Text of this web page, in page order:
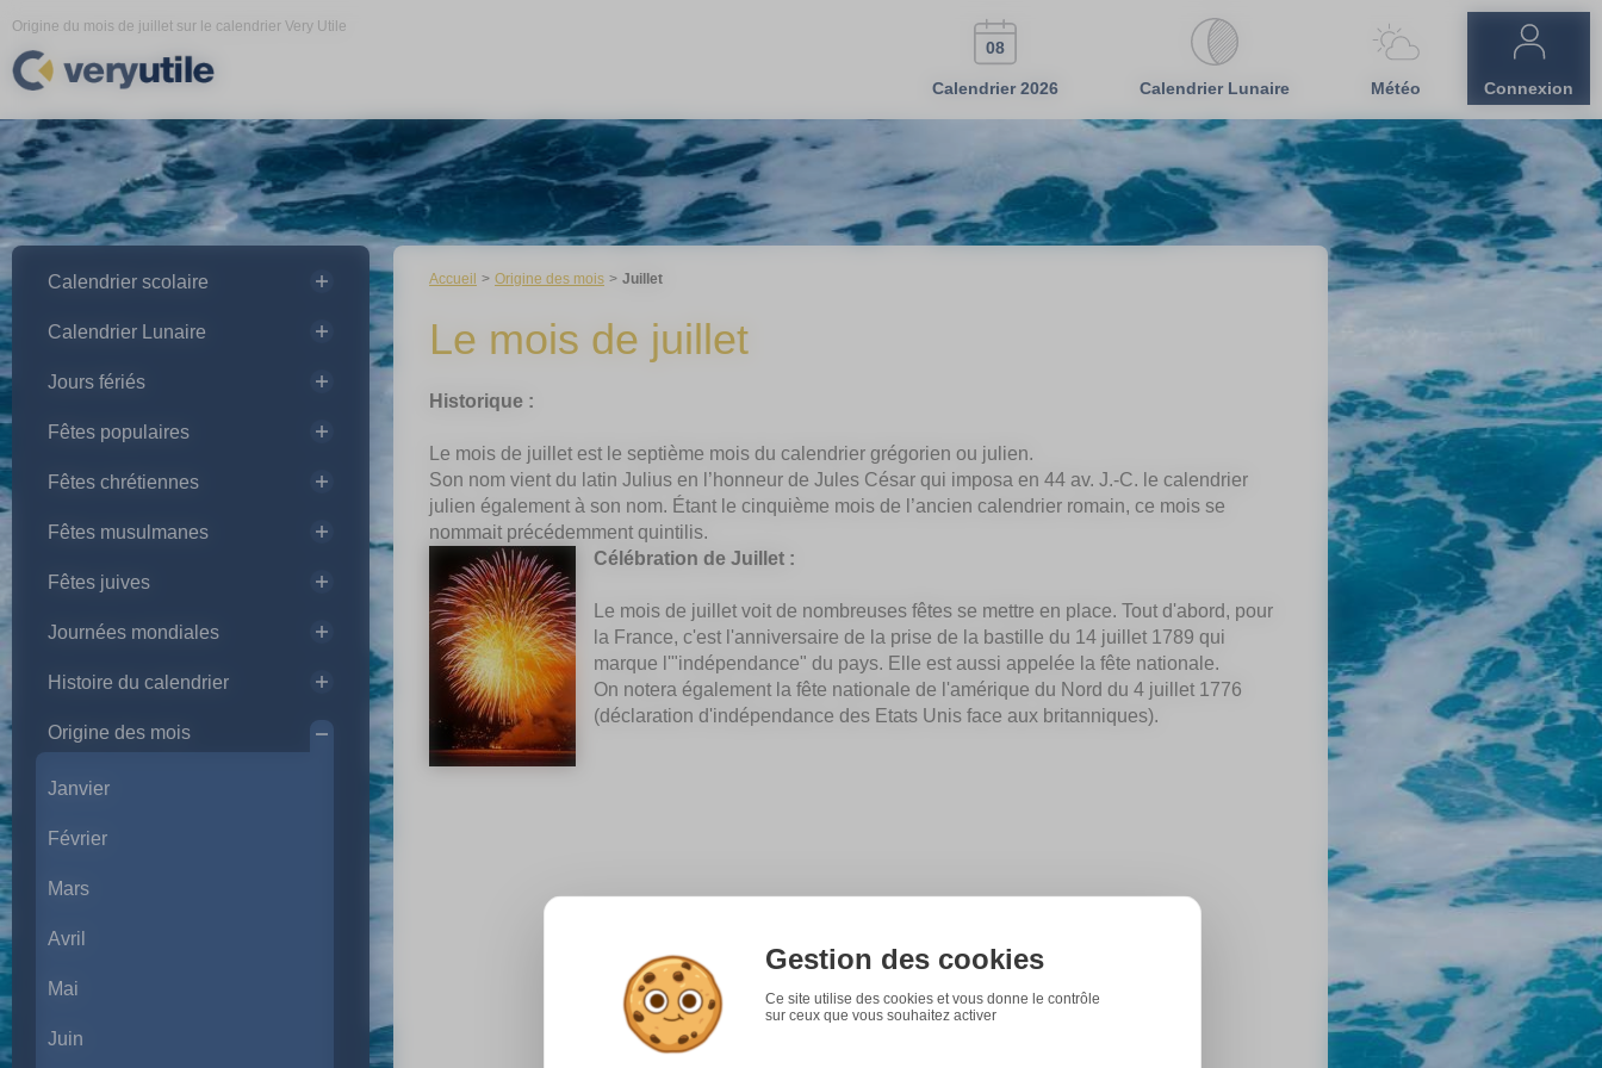
Origine du mois de juillet sur le calendrier Very Utile
08
Calendrier 2026 Calendrier Lunaire Météo Connexion
Accueil Origine des mois Juillet
Le mois de juillet
Historique :
Le mois de juillet est le septième mois du calendrier grégorien ou julien.
Son nom vient du latin Julius en l’honneur de Jules César qui imposa en 44 av. J.-C. le calendrier
julien également à son nom. Étant le cinquième mois de l’ancien calendrier romain, ce mois se
nommait précédemment quintilis.
Célébration de Juillet :
Le mois de juillet voit de nombreuses fêtes se mettre en place. Tout d'abord, pour
la France, c'est l'anniversaire de la prise de la bastille du 14 juillet 1789 qui
marque l'"indépendance" du pays. Elle est aussi appelée la fête nationale.
On notera également la fête nationale de l'amérique du Nord du 4 juillet 1776
(déclaration d'indépendance des Etats Unis face aux britanniques).
Calendrier scolaire
Calendrier Lunaire
Jours fériés
Fêtes populaires
Fêtes chrétiennes
Fêtes musulmanes
Fêtes juives
Journées mondiales
Histoire du calendrier
Origine des mois
Janvier
Février
Mars
Avril
Mai
Juin
Gestion des cookies
Ce site utilise des cookies et vous donne le contrôle
sur ceux que vous souhaitez activer